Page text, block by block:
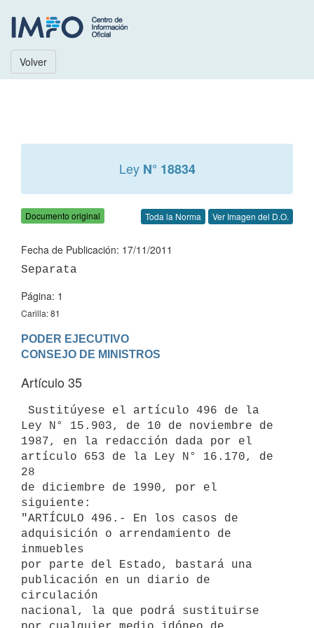
Volver
Ley N° 18834
Documento original Toda la Norma Ver Imagen del D.O.
Fecha de Publicación: 17/11/2011
Página: 1
Carilla: 81
PODER EJECUTIVO
Artículo 35
Sustitúyese el artículo 496 de la
Ley N° 15.903, de 10 de noviembre de
1987, en la redacción dada por el
artículo 653 de la Ley N° 16.170, de
28
de diciembre de 1990, por el
siguiente:
"ARTÍCULO 496.- En los casos de
adquisición o arrendamiento de
inmuebles
por parte del Estado, bastará una
publicación en un diario de
circulación
nacional, la que podrá sustituirse